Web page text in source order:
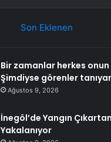
Son Eklenen
Bir zamanlar herkes
Şimdiyse görenler
Ağustos 9, 2026
İnegöl’de Yangın
Yakalanıyor